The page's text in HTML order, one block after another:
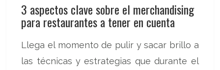
3 aspectos clave sobre el merchandising
para restaurantes a tener en cuenta
Llega el momento de pulir y sacar brillo a
las técnicas y estrategias que durante el